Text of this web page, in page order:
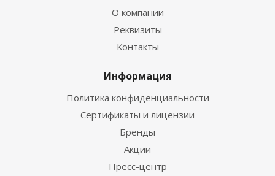
О компании
Реквизиты
Контакты
Информация
Политика конфиденциальности
Сертификаты и лицензии
Бренды
Акции
Пресс-центр